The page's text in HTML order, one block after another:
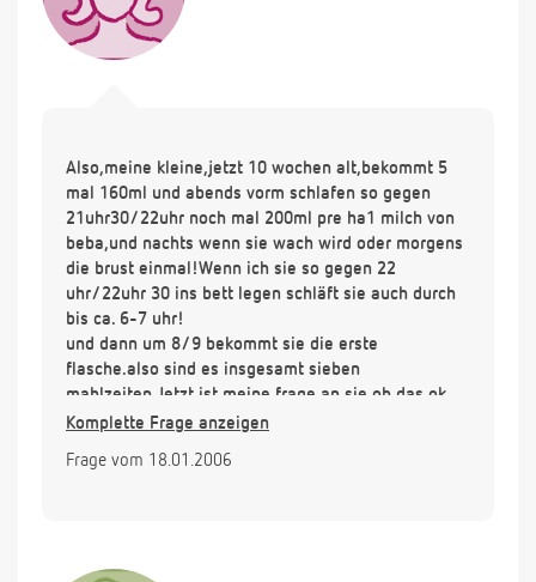
Also,meine kleine,jetzt 10 wochen alt,bekommt 5
mal 160ml und abends vorm schlafen so gegen
21uhr30/22uhr noch mal 200ml pre ha1 milch von
beba,und nachts wenn sie wach wird oder morgens
die brust einmal!Wenn ich sie so gegen 22
uhr/22uhr 30 ins bett legen schläft sie auch durch
bis ca. 6-7 uhr!
und dann um 8/9 bekommt sie die erste
flasche.also sind es insgesamt sieben
mahlzeiten.Jetzt ist meine frage an sie ob das ok
ist.Oder soll ich abends auch lieber noch eine kleine
mindestens 5-6 mal nach einer mahlzeit,auch noch
ich glaube auch,das aus meiner Brust nicht mehr
Komplette Frage anzeigen
Frage vom 18.01.2006